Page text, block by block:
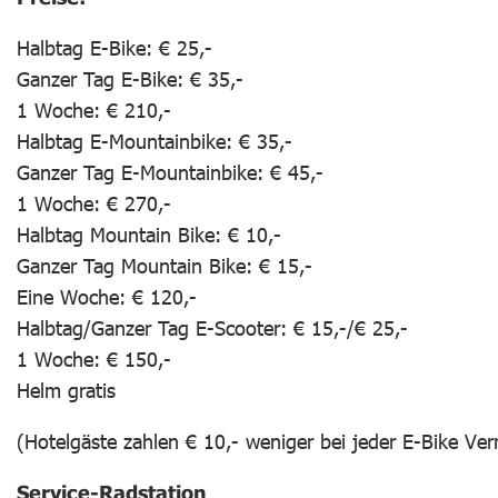
Halbtag E-Bike: € 25,-
Ganzer Tag E-Bike: € 35,-
1 Woche: € 210,-
Halbtag E-Mountainbike: € 35,-
Ganzer Tag E-Mountainbike: € 45,-
1 Woche: € 270,-
Halbtag Mountain Bike: € 10,-
Ganzer Tag Mountain Bike: € 15,-
Eine Woche: € 120,-
Halbtag/Ganzer Tag E-Scooter: € 15,-/€ 25,-
1 Woche: € 150,-
Helm gratis
(Hotelgäste zahlen € 10,- weniger bei jeder E-Bike
Service-Radstation